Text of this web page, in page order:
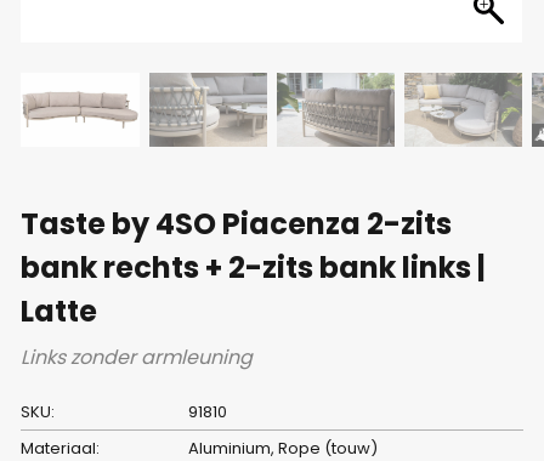
Taste by 4SO Piacenza 2-zits
bank rechts + 2-zits bank links |
Latte
Links zonder armleuning
SKU:
91810
Materiaal:
Aluminium, Rope (touw)